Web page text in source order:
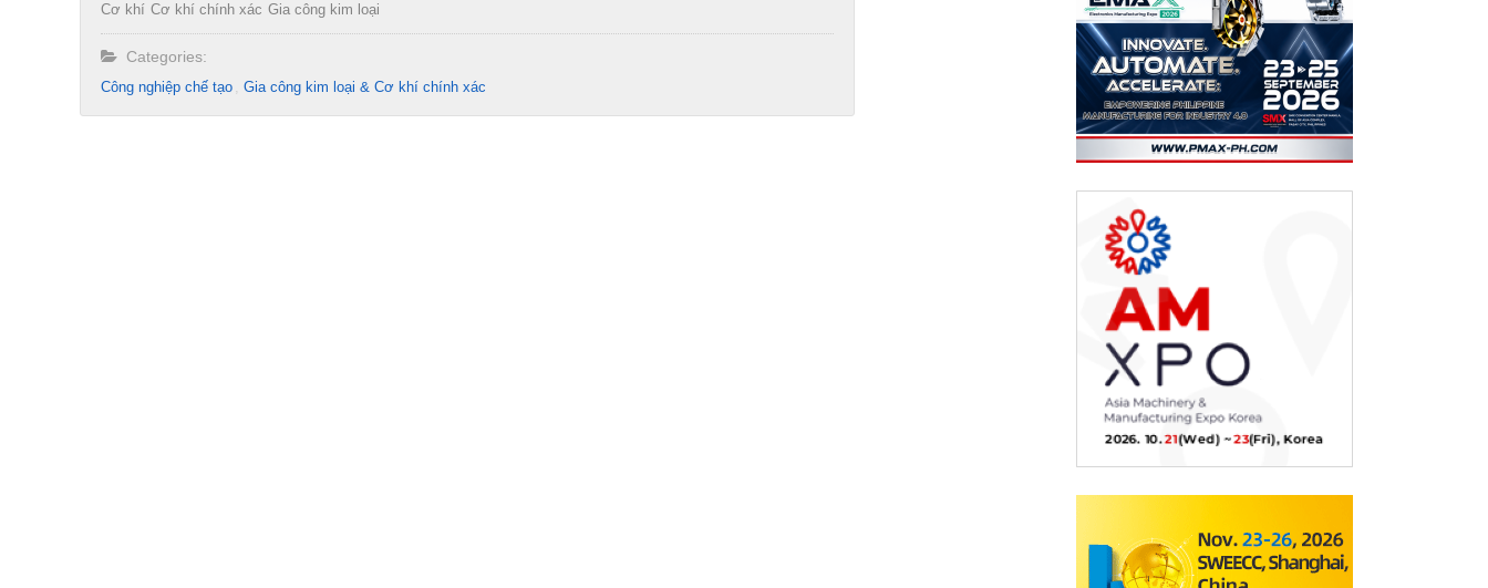
Cơ khí Cơ khí chính xác Gia công kim loại
Categories:
Công nghiệp chế tạo​ Gia công kim loại & Cơ khí chính xác